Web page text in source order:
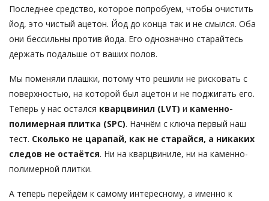
Последнее средство, которое попробуем, чтобы очистить
йод, это чистый ацетон. Йод до конца так и не смылся. Оба
они бессильны против йода. Его однозначно старайтесь
держать подальше от ваших полов.
Мы поменяли плашки, потому что решили не рисковать с
поверхностью, на которой был ацетон и не поджигать его.
Теперь у нас остался кварцвинил (LVT) и каменно-
полимерная плитка (SPC). Начнём с ключа первый наш
тест. Сколько не царапай, как не старайся, а никаких
следов не остаётся. Ни на кварцвиниле, ни на каменно-
полимерной плитки.
А теперь перейдём к самому интересному, а именно к